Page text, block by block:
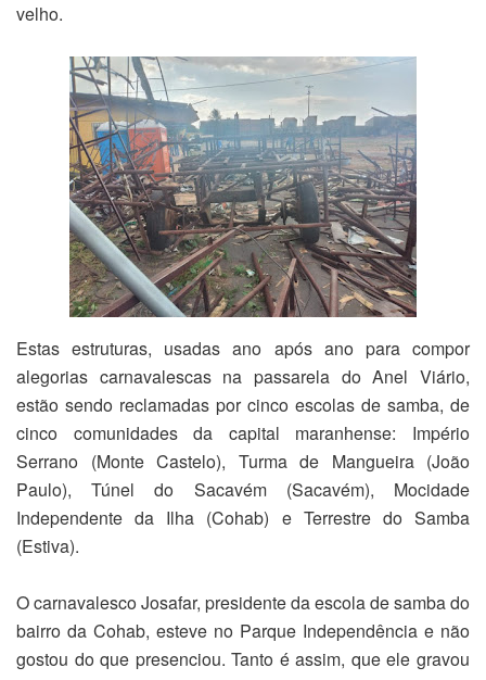
velho.
Estas estruturas, usadas ano após ano para compor
alegorias carnavalescas na passarela do Anel Viário,
estão sendo reclamadas por cinco escolas de samba, de
cinco comunidades da capital maranhense: Império
Serrano (Monte Castelo), Turma de Mangueira (João
Paulo), Túnel do Sacavém (Sacavém), Mocidade
Independente da Ilha (Cohab) e Terrestre do Samba
(Estiva).
O carnavalesco Josafar, presidente da escola de samba do
bairro da Cohab, esteve no Parque Independência e não
gostou do que presenciou. Tanto é assim, que ele gravou